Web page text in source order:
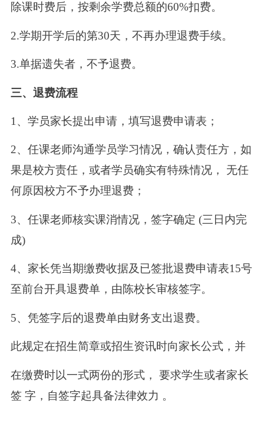
除课时费后，按剩余学费总额的60%扣费。
2.学期开学后的第30天，不再办理退费手续。
3.单据遗失者，不予退费。
三、退费流程
1、学员家长提出申请，填写退费申请表；
2、任课老师沟通学员学习情况，确认责任方，如
果是校方责任，或者学员确实有特殊情况， 无任
何原因校方不予办理退费；
3、任课老师核实课消情况，签字确定 (三日内完
成)
4、家长凭当期缴费收据及已签批退费申请表15号
至前台开具退费单，由陈校长审核签字。
5、凭签字后的退费单由财务支出退费。
此规定在招生简章或招生资讯时向家长公式，并
在缴费时以一式两份的形式， 要求学生或者家长
签 字，自签字起具备法律效力 。